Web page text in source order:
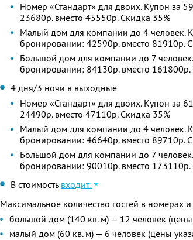
Номер «Стандарт» для двоих. Купон за
23680р. вместо 45550р. Скидка 35%
Малый дом для компании до 4 человек.
бронировании: 42590р. вместо 81910р.
Большой дом для компании до 7
бронировании: 84130р. вместо 161800р.
4 дня/3 ночи в выходные
Номер «Стандарт» для двоих. Купон за
24490р. вместо 47110р. Скидка 35%
Малый дом для компании до 4 человек.
бронировании: 46640р. вместо 89710р.
Большой дом для компании до 7
бронировании: 90010р. вместо 173110р.
В стоимость входит:
Максимальное количество гостей в номерах
большой дом (140 кв. м) — 12 человек
малый дом (60 кв. м) — 6 человек (цены